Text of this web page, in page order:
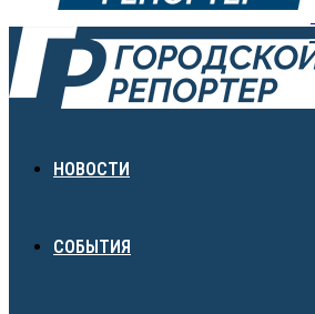
НОВОСТИ
СОБЫТИЯ